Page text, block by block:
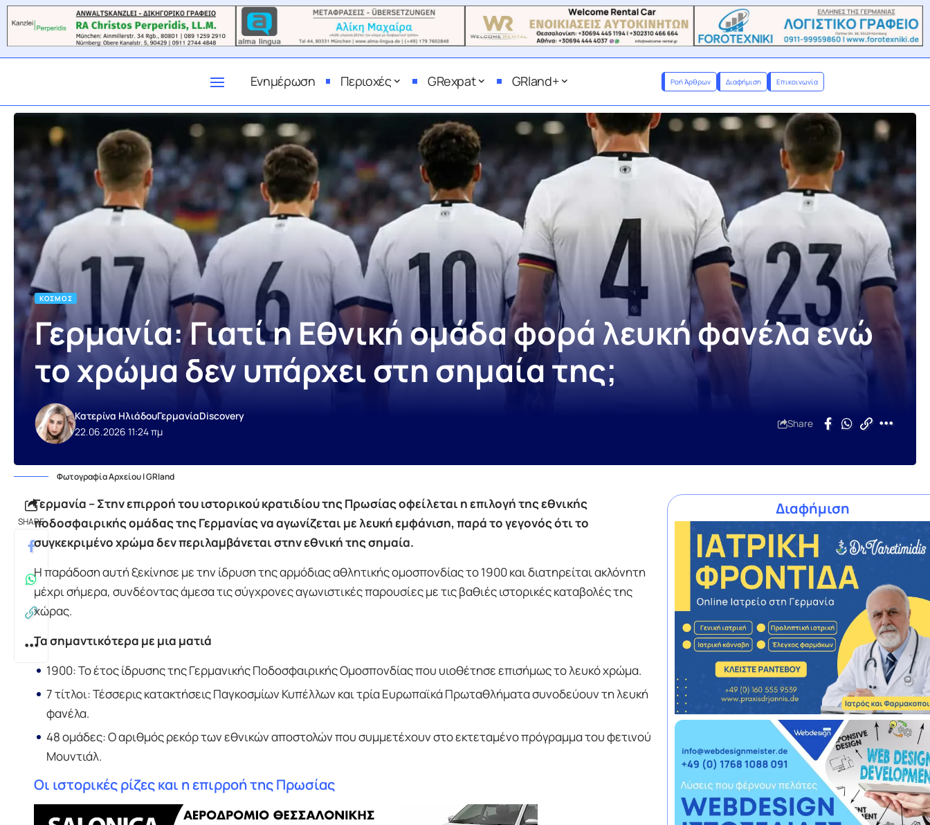
Ενημέρωση Περιοχές GRexpat GRland+ Ροή Άρθρων Διαφήμιση Επικοινωνία
ΚΌΣΜΟΣ
Γερμανία: Γιατί η Εθνική ομάδα φορά λευκή φανέλα ενώ
το χρώμα δεν υπάρχει στη σημαία της;
22.06.2026 11:24 πμ
Κατερίνα ΗλιάδουΓερμανίαDiscovery
Share
Φωτογραφία Αρχείου | GRland
SHARE
Γερμανία – Στην επιρροή του ιστορικού κρατιδίου της Πρωσίας οφείλεται η επιλογή της εθνικής
ποδοσφαιρικής ομάδας της Γερμανίας να αγωνίζεται με λευκή εμφάνιση, παρά το γεγονός ότι το
συγκεκριμένο χρώμα δεν περιλαμβάνεται στην εθνική της σημαία.
Η παράδοση αυτή ξεκίνησε με την ίδρυση της αρμόδιας αθλητικής ομοσπονδίας το 1900 και διατηρείται ακλόνητη
μέχρι σήμερα, συνδέοντας άμεσα τις σύγχρονες αγωνιστικές παρουσίες με τις βαθιές ιστορικές καταβολές της
χώρας.
Τα σημαντικότερα με μια ματιά
1900: Το έτος ίδρυσης της Γερμανικής Ποδοσφαιρικής Ομοσπονδίας που υιοθέτησε επισήμως το λευκό χρώμα.
7 τίτλοι: Τέσσερις κατακτήσεις Παγκοσμίων Κυπέλλων και τρία Ευρωπαϊκά Πρωταθλήματα συνοδεύουν τη λευκή
φανέλα.
48 ομάδες: Ο αριθμός ρεκόρ των εθνικών αποστολών που συμμετέχουν στο εκτεταμένο πρόγραμμα του φετινού
Μουντιάλ.
Οι ιστορικές ρίζες και η επιρροή της Πρωσίας
Διαφήμιση